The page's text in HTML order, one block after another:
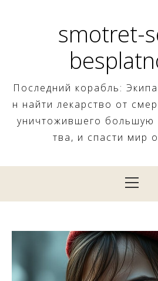
smotret-
Последний корабль:
н найти лекарство от
уничтожившего большую
тва, и спасти мир
Menu